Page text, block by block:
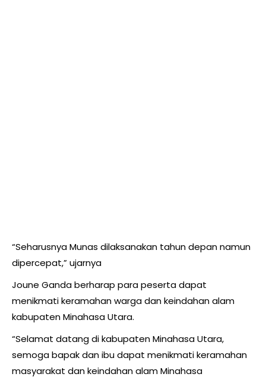
“Seharusnya Munas dilaksanakan tahun depan namun
dipercepat,” ujarnya
Joune Ganda berharap para peserta dapat
menikmati keramahan warga dan keindahan alam
kabupaten Minahasa Utara.
“Selamat datang di kabupaten Minahasa Utara,
semoga bapak dan ibu dapat menikmati keramahan
masyarakat dan keindahan alam Minahasa